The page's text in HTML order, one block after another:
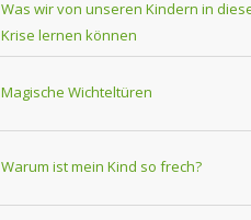
Was wir von unseren Kindern in
Krise lernen können
Magische Wichteltüren
Warum ist mein Kind so frech?